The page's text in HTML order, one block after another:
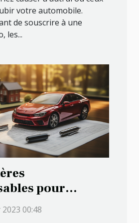
votre automobile.
de souscrire à une
les...
pour
crédit auto
00:48